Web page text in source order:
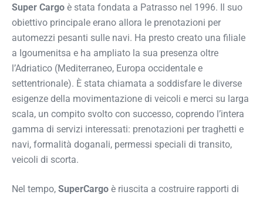
Super Cargo è stata fondata a Patrasso nel 1996. Il suo
obiettivo principale erano allora le prenotazioni per
automezzi pesanti sulle navi. Ha presto creato una filiale
a Igoumenitsa e ha ampliato la sua presenza oltre
l’Adriatico (Mediterraneo, Europa occidentale e
settentrionale). È stata chiamata a soddisfare le diverse
esigenze della movimentazione di veicoli e merci su larga
scala, un compito svolto con successo, coprendo l’intera
gamma di servizi interessati: prenotazioni per traghetti e
navi, formalità doganali, permessi speciali di transito,
veicoli di scorta.
Nel tempo, SuperCargo è riuscita a costruire rapporti di